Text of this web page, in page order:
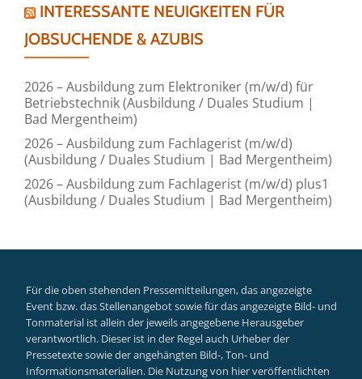
INTERESSANTE NEUIGKEITEN FÜR
JOBSUCHENDE & AZUBIS
2026 – Ausbildung zum Elektroniker (m/w/d) für
Betriebstechnik (Ausbildung / Duales Studium |
Bad Mergentheim)
2026 – Ausbildung zum Fachlagerist (m/w/d)
(Ausbildung / Duales Studium | Bad Mergentheim)
2026 – Ausbildung zum Fachlagerist (m/w/d) plus1
(Ausbildung / Duales Studium | Bad Mergentheim)
Für die oben stehenden Pressemitteilungen, das angezeigte
Event bzw. das Stellenangebot sowie für das angezeigte Bild- und
Tonmaterial ist allein der jeweils angegebene Herausgeber
verantwortlich. Dieser ist in der Regel auch Urheber der
Pressetexte sowie der angehängten Bild-, Ton- und
Informationsmaterialien. Die Nutzung von hier veröffentlichten